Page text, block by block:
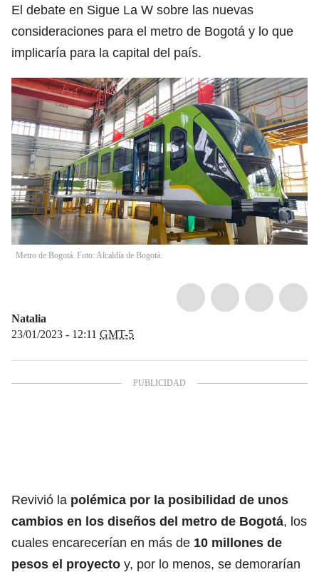
El debate en Sigue La W sobre las nuevas
consideraciones para el metro de Bogotá y lo que
implicaría para la capital del país.
Metro de Bogotá. Foto: Alcaldía de Bogotá.
Natalia
23/01/2023 - 12:11 GMT-5
Revivió la polémica por la posibilidad de unos
cambios en los diseños del metro de Bogotá, los
cuales encarecerían en más de 10 millones de
pesos el proyecto y, por lo menos, se demorarían